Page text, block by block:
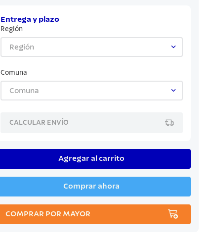
Entrega y plazo
Región
Región
Comuna
Comuna
CALCULAR ENVÍO
Agregar al carrito
Comprar ahora
COMPRAR POR MAYOR